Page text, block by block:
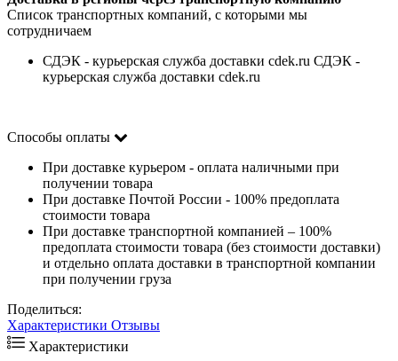
Список транспортных компаний, с которыми мы
сотрудничаем
СДЭК - курьерская служба доставки cdek.ru СДЭК -
курьерская служба доставки cdek.ru
Способы оплаты
При доставке курьером - оплата наличными при
получении товара
При доставке Почтой России - 100% предоплата
стоимости товара
При доставке транспортной компанией – 100%
предоплата стоимости товара (без стоимости доставки)
и отдельно оплата доставки в транспортной компании
при получении груза
Поделиться:
Характеристики Отзывы
Характеристики